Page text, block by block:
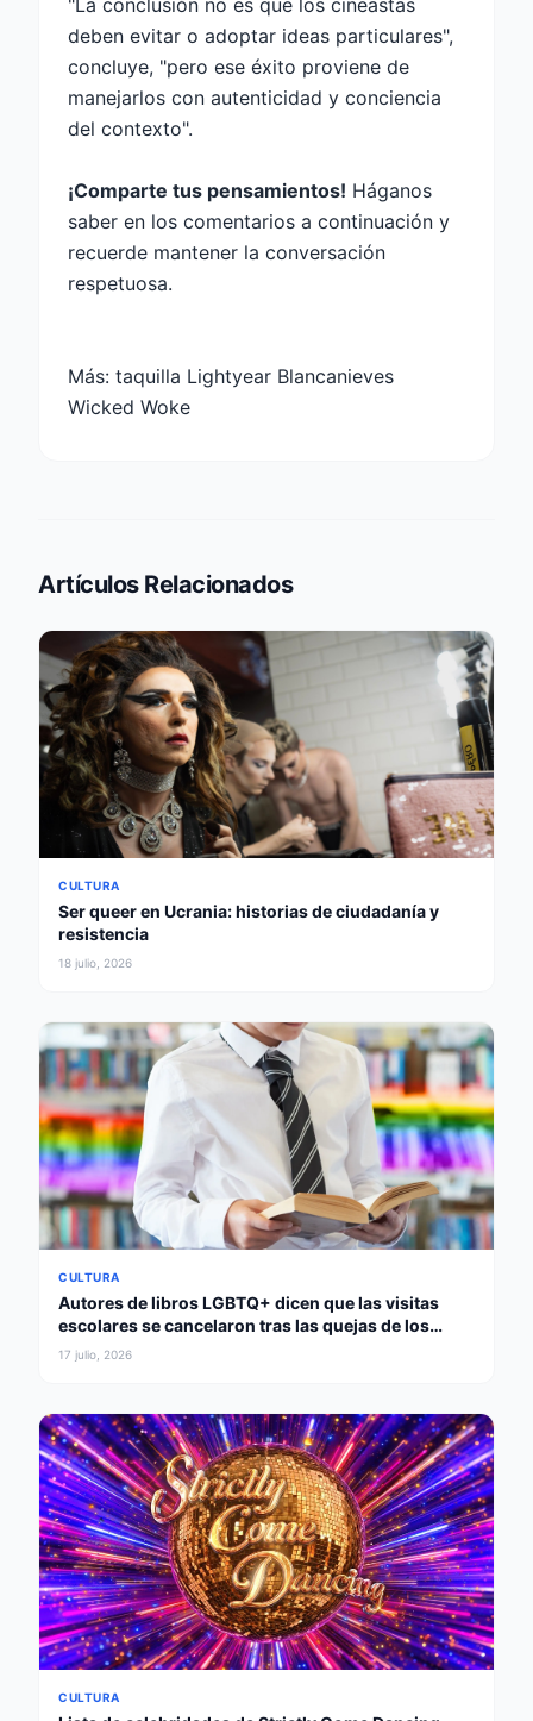
deben evitar o adoptar ideas particulares",
concluye, "pero ese éxito proviene de
manejarlos con autenticidad y conciencia
del contexto".
¡Comparte tus pensamientos! Háganos
saber en los comentarios a continuación y
recuerde mantener la conversación
respetuosa.
Más: taquilla Lightyear Blancanieves
Wicked Woke
Artículos Relacionados
CULTURA
Ser queer en Ucrania: historias de ciudadanía y
resistencia
18 julio, 2026
CULTURA
Autores de libros LGBTQ+ dicen que las visitas
escolares se cancelaron tras las quejas de los
padres
17 julio, 2026
CULTURA